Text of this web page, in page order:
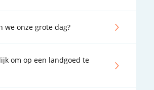
we onze grote dag?
om op een landgoed te